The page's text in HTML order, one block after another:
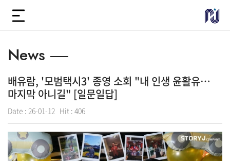
News
배유람, '모범택시3' 종영 소회 "내 인생 윤활유…
마지막 아니길" [일문일답]
Date : 26-01-12 Hit : 406